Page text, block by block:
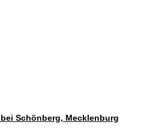
Schönberg, Mecklenburg